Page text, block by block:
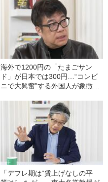
海外で1200円の「たまごサン
ド」が日本では300円…“コンビ
ニで大興奮”する外国人が象徴す
「デフレ期は“賃上げなしの平